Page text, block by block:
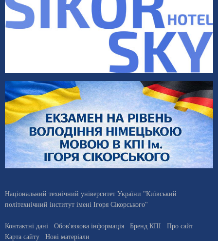
Національний технічний університет України "Київський
політехнічний інститут імені Ігоря Сікорського"
Контактні дані Обов'язкова інформація Бренд КПІ
Про сайт
Карта сайту
Нові матеріали